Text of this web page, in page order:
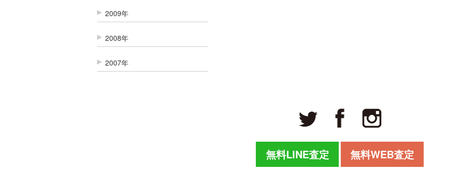
2009年
2008年
2007年
無料LINE査定 無料WEB査定